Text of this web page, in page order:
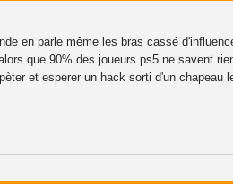
en parle même les bras cassé
que 90% des joueurs ps5 ne savent
et esperer un hack sorti d'un chapeau